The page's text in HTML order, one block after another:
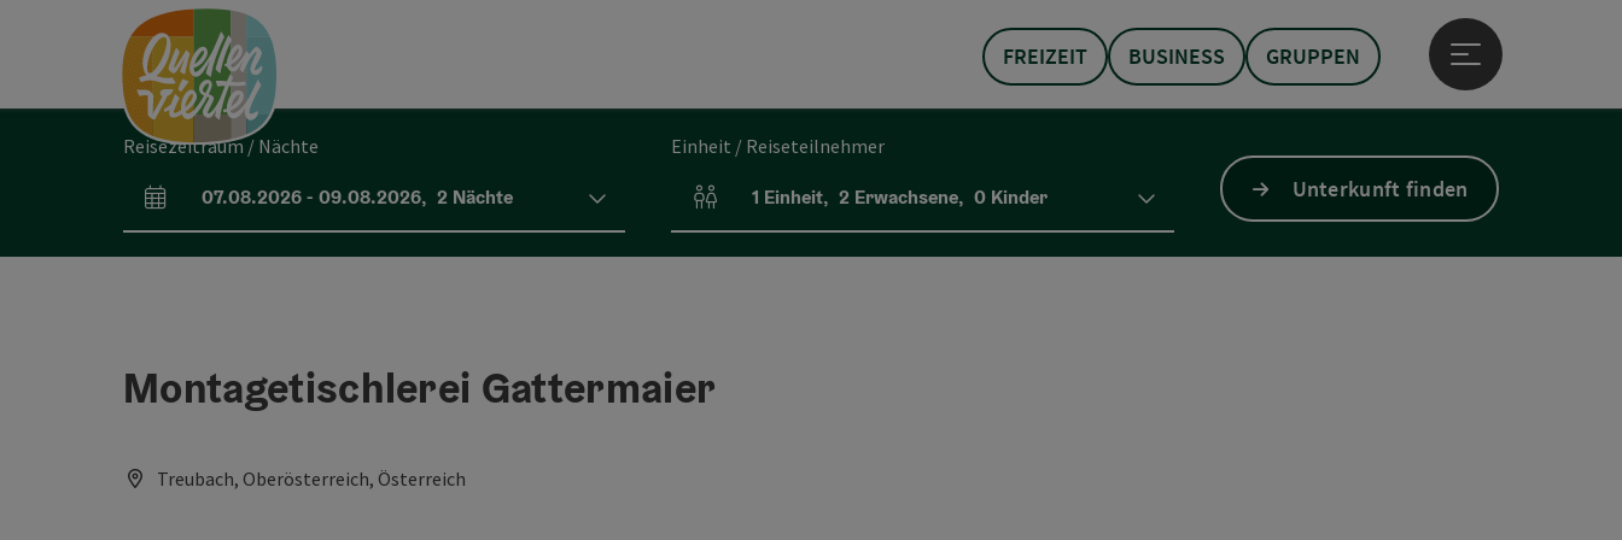
Zum InhaltAccesskey
[0]
Zur NavigationAccesskey
Zum Seitenanfang Accesskey
FREIZEIT BUSINESS GRUPPEN
Hauptmenü öffnen
Reisezeitraum / Nächte
An- und Abreisefelder
07.08.2026- 09.08.2026, 2 Nächte
Einheit / Reiseteilnehmer
Einheitenanzahl und Personenfelder
1 Einheit, 2 Erwachsene, 0 Kinder Unterkunft finden
Montagetischlerei Gattermaier
Treubach, Oberösterreich, Österreich